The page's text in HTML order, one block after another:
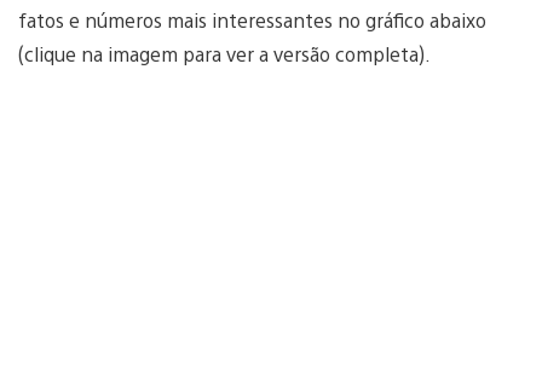
fatos e números mais interessantes no gráfico abaixo
(clique na imagem para ver a versão completa).